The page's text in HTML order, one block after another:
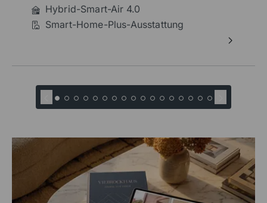
Hybrid-Smart-Air 4.0
Smart-Home-Plus-Ausstattung